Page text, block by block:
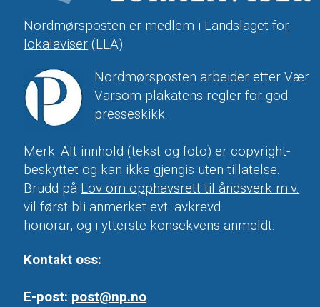
Nordmørsposten er medlem i Landslaget for
lokalaviser (LLA).
Nordmørsposten arbeider etter Vær
Varsom-plakatens regler for god
presseskikk.
Merk: Alt innhold (tekst og foto) er copyright-
beskyttet og kan ikke gjengis uten tillatelse.
Brudd på Lov om opphavsrett til åndsverk m.v.
vil først bli anmerket evt. avkrevd
honorar, og i ytterste konsekvens anmeldt.
Kontakt oss:
E-post: post@np.no